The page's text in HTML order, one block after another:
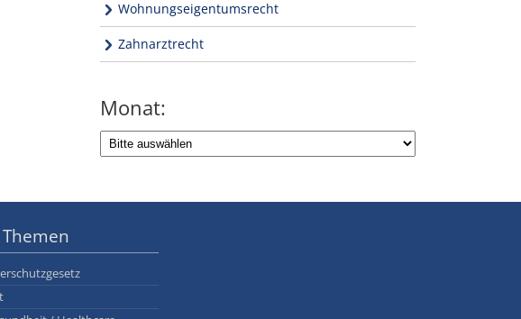
Wohnungseigentumsrecht
Zahnarztrecht
Monat: